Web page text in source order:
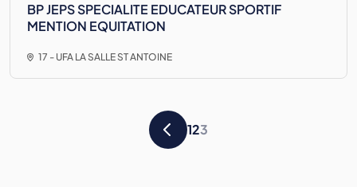
BP JEPS SPECIALITE EDUCATEUR SPORTIF
MENTION EQUITATION
17 - UFA LA SALLE ST ANTOINE
123